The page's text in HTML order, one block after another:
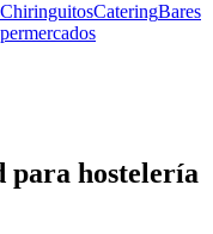
ChiringuitosCateringBares
para hostelería